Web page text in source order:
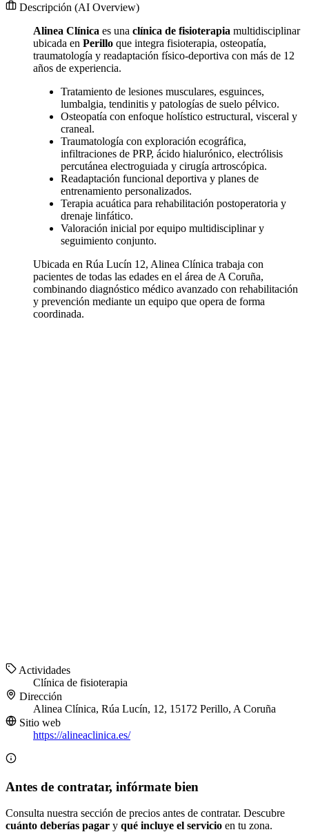
Descripción (AI Overview)
Alinea Clínica es una clínica de fisioterapia multidisciplinar
ubicada en Perillo que integra fisioterapia, osteopatía,
traumatología y readaptación físico-deportiva con más de 12
años de experiencia.
Tratamiento de lesiones musculares, esguinces,
lumbalgia, tendinitis y patologías de suelo pélvico.
Osteopatía con enfoque holístico estructural, visceral y
craneal.
Traumatología con exploración ecográfica,
infiltraciones de PRP, ácido hialurónico, electrólisis
percutánea electroguiada y cirugía artroscópica.
Readaptación funcional deportiva y planes de
entrenamiento personalizados.
Terapia acuática para rehabilitación postoperatoria y
drenaje linfático.
Valoración inicial por equipo multidisciplinar y
seguimiento conjunto.
Ubicada en Rúa Lucín 12, Alinea Clínica trabaja con
pacientes de todas las edades en el área de A Coruña,
combinando diagnóstico médico avanzado con rehabilitación
y prevención mediante un equipo que opera de forma
coordinada.
Actividades
Clínica de fisioterapia
Dirección
Alinea Clínica, Rúa Lucín, 12, 15172 Perillo, A Coruña
Sitio web
https://alineaclinica.es/
Antes de contratar, infórmate bien
Consulta nuestra sección de precios antes de contratar. Descubre
cuánto deberías pagar y qué incluye el servicio en tu zona.